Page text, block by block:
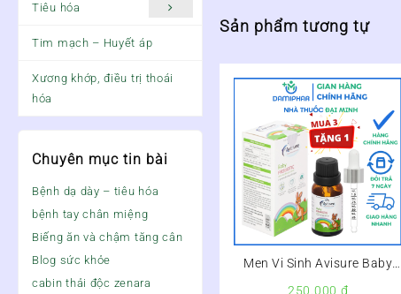
Tiêu hóa
Tim mạch – Huyết áp
Xương khớp, điều trị thoái
hóa
Chuyên mục tin bài
Bệnh dạ dày – tiêu hóa
bệnh tay chân miệng
Biếng ăn và chậm tăng cân
Blog sức khỏe
cabin thải độc zenara
Sản phẩm tương tự
Men Vi Sinh Avisure Baby
250.000 ₫